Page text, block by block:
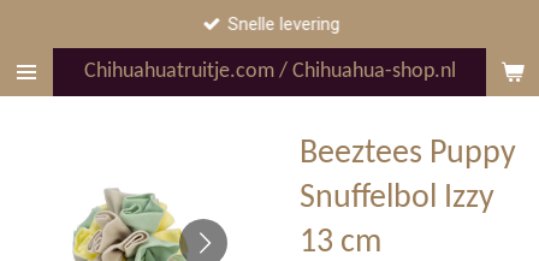
naar
Chihuahuatruitje.com / Chihuahua-shop.nl
Snelle levering
Beeztees Puppy
Snuffelbol Izzy
13 cm